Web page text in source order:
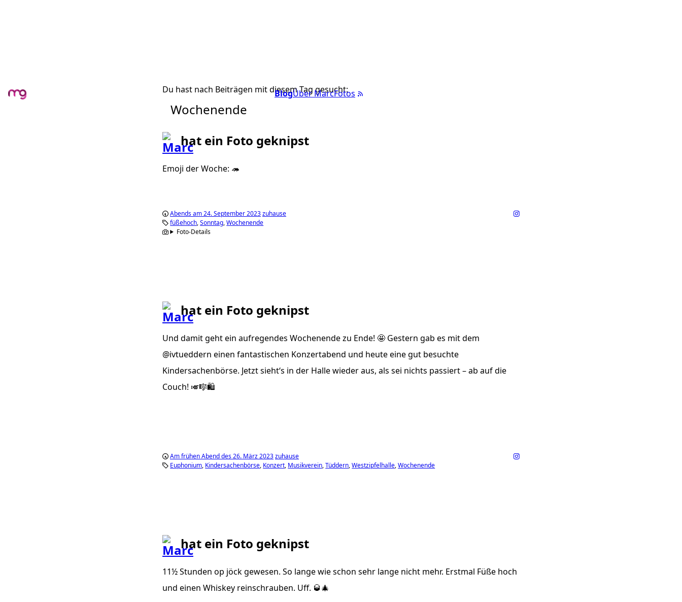
BlogÜber MarcFotos
Du hast nach Beiträgen mit diesem Tag gesucht:
Wochenende
hat ein Foto geknipst
Emoji der Woche: 🦔
Abends am 24. September 2023zuhause
füßehoch Sonntag Wochenende
Foto-Details
hat ein Foto geknipst
Und damit geht ein aufregendes Wochenende zu Ende! 🤩 Gestern gab es mit dem
@ivtueddern einen fantastischen Konzertabend und heute eine gut besuchte
Kindersachenbörse. Jetzt sieht‘s in der Halle wieder aus, als sei nichts passiert – ab auf die
Couch! 🎺🎼🛍️
Am frühen Abend des 26. März 2023zuhause
Euphonium Kindersachenbörse Konzert Musikverein Tüddern Westzipfelhalle Wochenende
hat ein Foto geknipst
11½ Stunden op jöck gewesen. So lange wie schon sehr lange nicht mehr. Erstmal Füße hoch
und einen Whiskey reinschrauben. Uff. 🥃🎄